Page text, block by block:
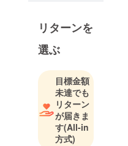
ケータリン
グ（出張
鮨）を経験
四代目とし
て跡を継ぐ
べく下田へU
ターン。
現在は三代
リターンを
選ぶ
目標金額
未達でも
リターン
が届きま
す(All-in
方式)